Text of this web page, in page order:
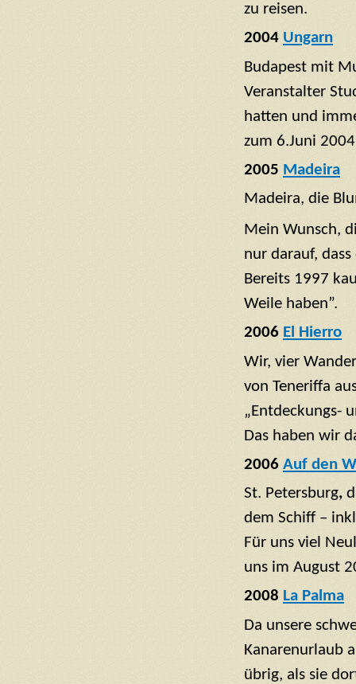
zu reisen.
2004 Ungarn
Budapest mit
Veranstalter
hatten und
zum 6.Juni
2005 Madeira
Madeira, die
Mein Wunsch,
nur darauf,
Bereits 1997
Weile haben”.
2006 El Hierro
Wir, vier
von Teneriffa
„Entdeckungs-
Das haben wir
2006 Auf den
St. Petersburg,
dem Schiff –
Für uns viel
uns im August
2008 La Palma
Da unsere
Kanarenurlaub
übrig, als sie